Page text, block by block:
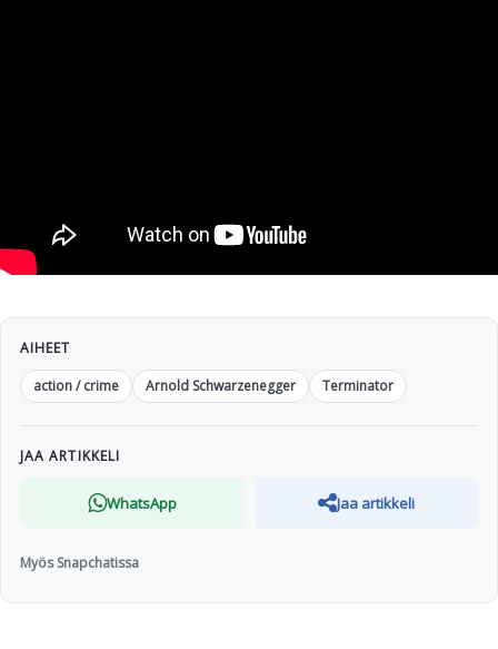
AIHEET
action / crime
Arnold Schwarzenegger Terminator
JAA ARTIKKELI
WhatsApp Jaa artikkeli
Myös Snapchatissa